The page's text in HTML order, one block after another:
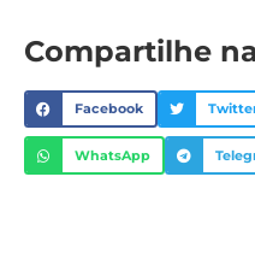
Compartilhe
Facebook
WhatsApp